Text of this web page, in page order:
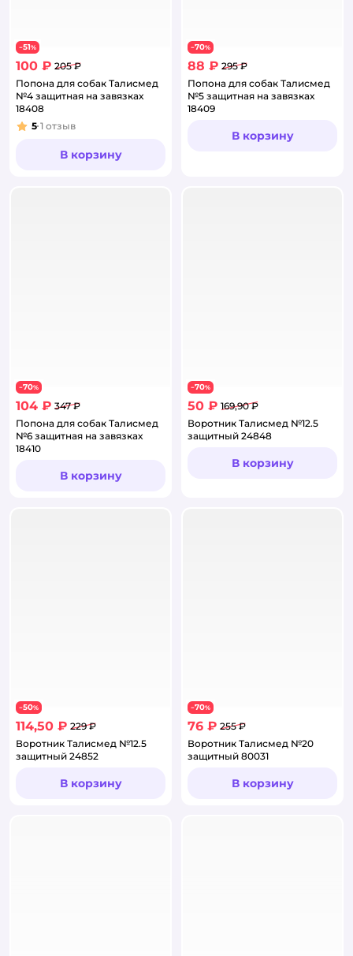
−51%
100 ₽ 205 ₽
Попона для собак Талисмед
№4 защитная на завязках
18408
Рейтинг:
5 1 отзыв
В корзину
−70%
88 ₽ 295 ₽
Попона для собак Талисмед
№5 защитная на завязках
18409
В корзину
−70%
104 ₽ 347 ₽
Попона для собак Талисмед
№6 защитная на завязках
18410
В корзину
−70%
50 ₽ 169,90 ₽
Воротник Талисмед №12.5
защитный 24848
В корзину
−50%
114,50 ₽ 229 ₽
Воротник Талисмед №12.5
защитный 24852
В корзину
−70%
76 ₽ 255 ₽
Воротник Талисмед №20
защитный 80031
В корзину